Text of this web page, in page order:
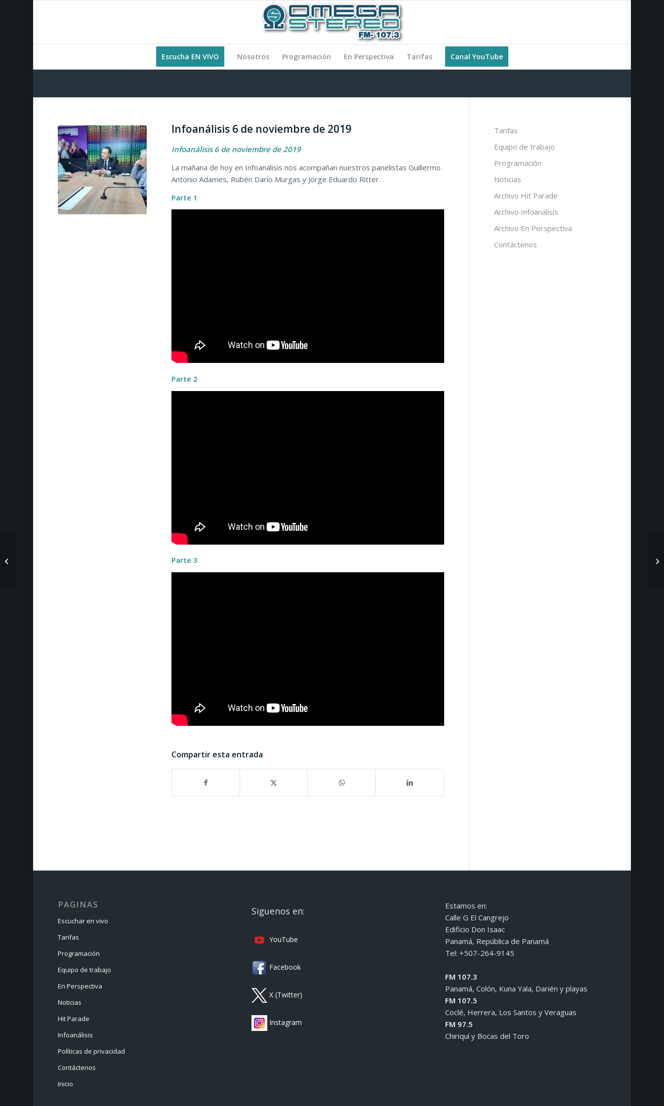
Escucha EN VIVO Nosotros Programación En Perspectiva Tarifas Canal YouTube
Infoanálisis 6 de noviembre de 2019
Infoanálisis 6 de noviembre de 2019
La mañana de hoy en Infoanálisis nos acompañan nuestros panelistas Guillermo
Antonio Adames, Rubén Darío Murgas y Jorge Eduardo Ritter.
Parte 1
Parte 2
Parte 3
Compartir esta entrada
Tarifas
Equipo de trabajo
Programación
Noticias
Archivo Hit Parade
Archivo Infoanálisis
Archivo En Perspectiva
Contáctenos
PAGINAS
Escuchar en vivo
Tarifas
Programación
Equipo de trabajo
En Perspectiva
Noticias
Hit Parade
Infoanálisis
Políticas de privacidad
Contáctenos
Inicio
Siguenos en:
YouTube
Facebook
X (Twitter)
Instagram
Estamos en:
Calle G El Cangrejo
Edificio Don Isaac
Panamá, República de Panamá
Tel: +507-264-9145
FM 107.3
Panamá, Colón, Kuna Yala, Darién y playas
FM 107.5
Coclé, Herrera, Los Santos y Veraguas
FM 97.5
Chiriquí y Bocas del Toro